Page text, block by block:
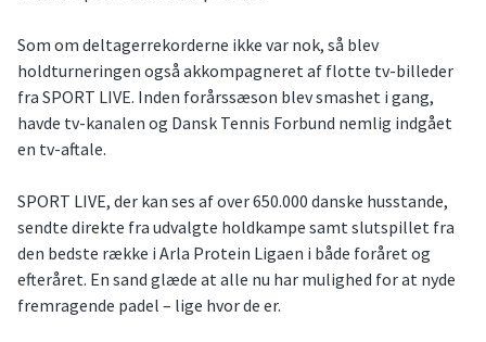
Som om deltagerrekorderne ikke var nok, så blev
holdturneringen også akkompagneret af flotte tv-billeder
fra SPORT LIVE. Inden forårssæson blev smashet i gang,
havde tv-kanalen og Dansk Tennis Forbund nemlig indgået
en tv-aftale.
SPORT LIVE, der kan ses af over 650.000 danske husstande,
sendte direkte fra udvalgte holdkampe samt slutspillet fra
den bedste række i Arla Protein Ligaen i både foråret og
efteråret. En sand glæde at alle nu har mulighed for at nyde
fremragende padel – lige hvor de er.